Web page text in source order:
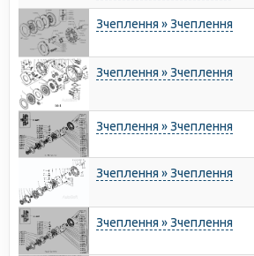
Зчеплення » Зчеплення
Зчеплення » Зчеплення
Зчеплення » Зчеплення
Зчеплення » Зчеплення
Зчеплення » Зчеплення